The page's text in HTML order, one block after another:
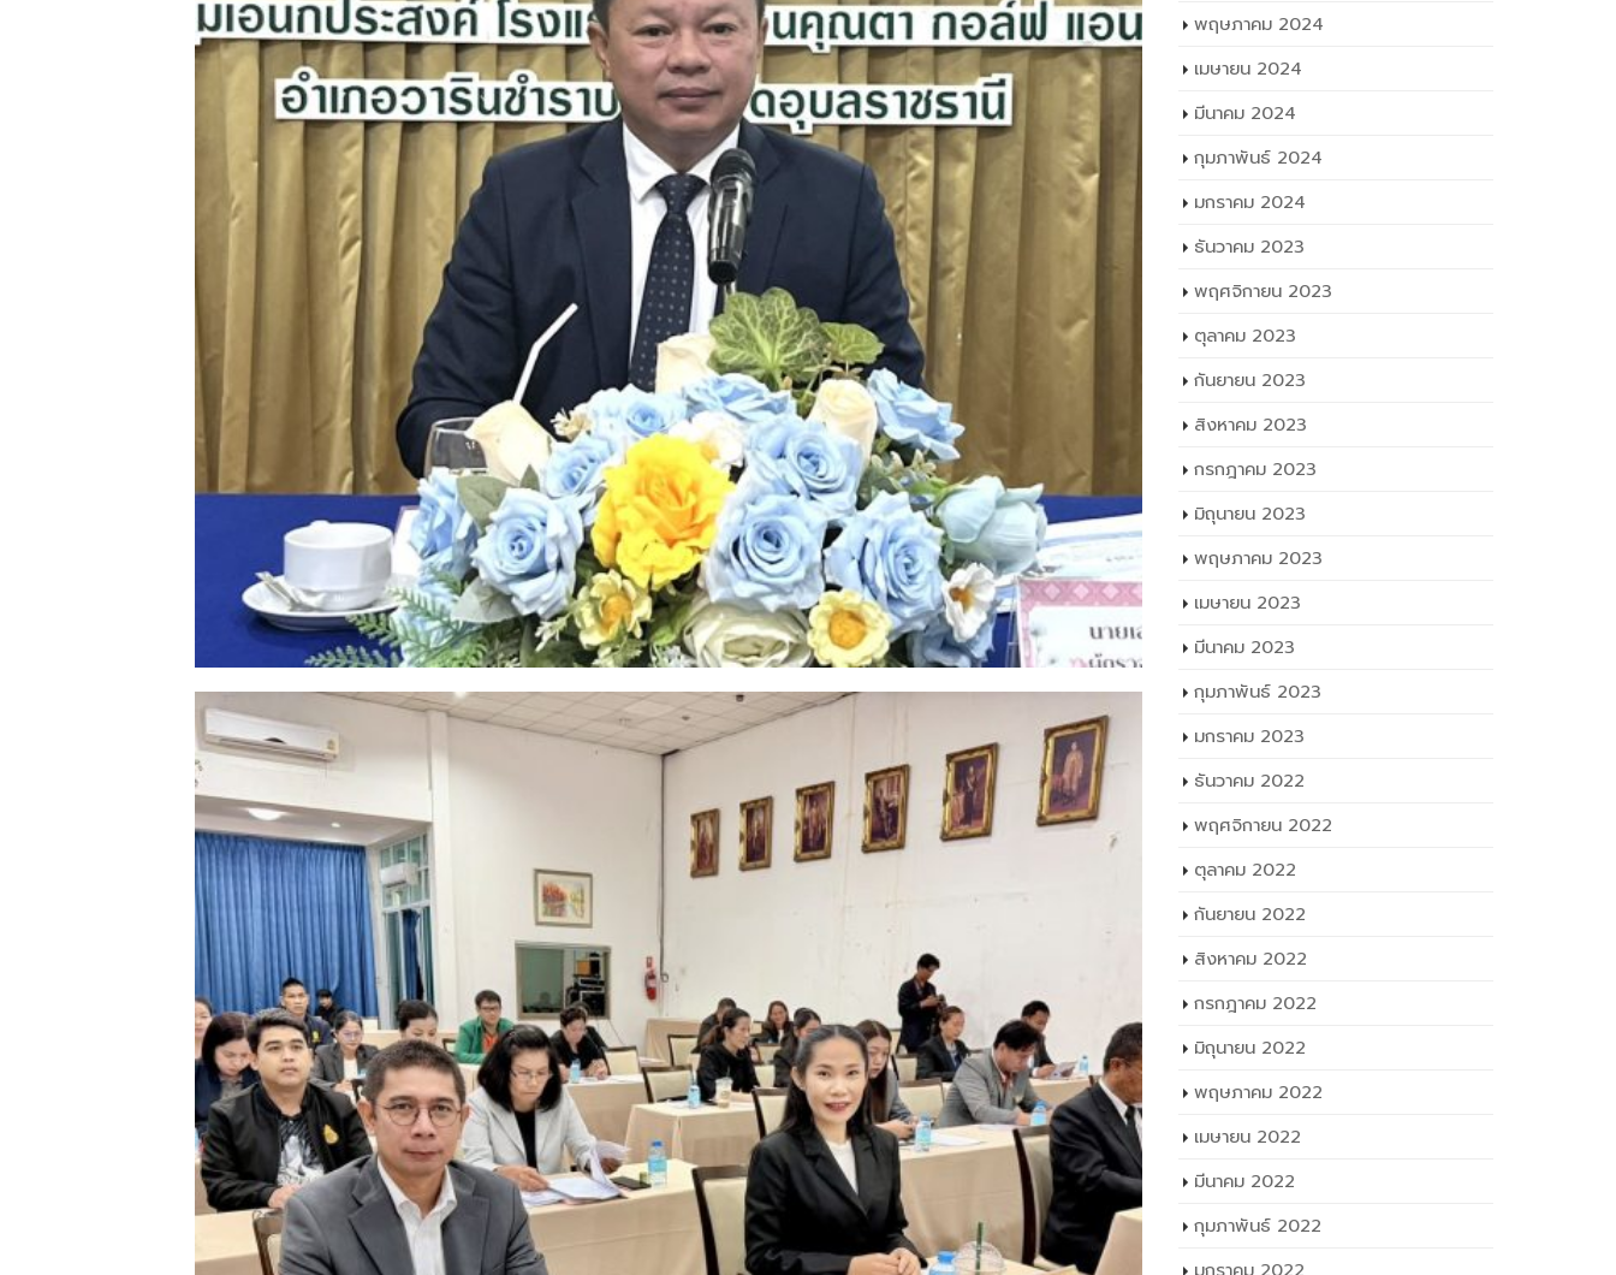
พฤษภาคม 2024
เมษายน 2024
มีนาคม 2024
กุมภาพันธ์ 2024
มกราคม 2024
ธันวาคม 2023
พฤศจิกายน 2023
ตุลาคม 2023
กันยายน 2023
สิงหาคม 2023
กรกฎาคม 2023
มิถุนายน 2023
พฤษภาคม 2023
เมษายน 2023
มีนาคม 2023
กุมภาพันธ์ 2023
มกราคม 2023
ธันวาคม 2022
พฤศจิกายน 2022
ตุลาคม 2022
กันยายน 2022
สิงหาคม 2022
กรกฎาคม 2022
มิถุนายน 2022
พฤษภาคม 2022
เมษายน 2022
มีนาคม 2022
กุมภาพันธ์ 2022